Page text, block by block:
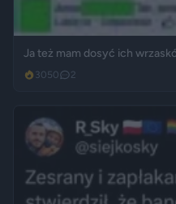
Ja też mam dosyć ich
3050 2